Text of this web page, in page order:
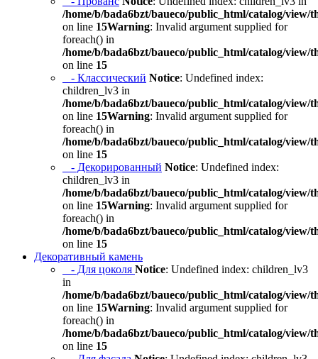
/home/b/bada6bzt/baueco/public_html/catalog/view/
on line 15Warning: Invalid argument supplied for
foreach() in
/home/b/bada6bzt/baueco/public_html/catalog/view/
on line 15
- Классический Notice: Undefined index:
children_lv3 in
/home/b/bada6bzt/baueco/public_html/catalog/view/
on line 15Warning: Invalid argument supplied for
foreach() in
/home/b/bada6bzt/baueco/public_html/catalog/view/
on line 15
- Декорированный Notice: Undefined index:
children_lv3 in
/home/b/bada6bzt/baueco/public_html/catalog/view/
on line 15Warning: Invalid argument supplied for
foreach() in
/home/b/bada6bzt/baueco/public_html/catalog/view/
on line 15
Декоративный камень
- Для цоколя Notice: Undefined index: children_lv3
in
/home/b/bada6bzt/baueco/public_html/catalog/view/
on line 15Warning: Invalid argument supplied for
foreach() in
/home/b/bada6bzt/baueco/public_html/catalog/view/
on line 15